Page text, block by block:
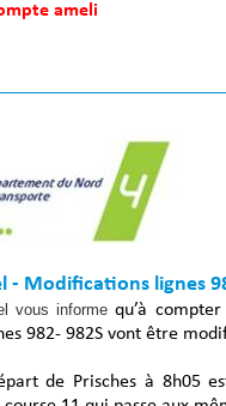
ameli
- Modifications lignes
vous informequ’à
982- 982S vont être
de Prisches à 8h05